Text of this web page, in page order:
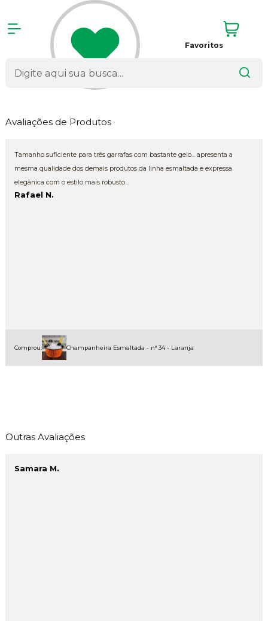
Favoritos
Avaliações de Produtos
Tamanho suficiente para três garrafas com bastante gelo... apresenta a
mesma qualidade dos demais produtos da linha esmaltada e expressa
elegânica com o estilo mais robusto...
Rafael N.
Comprou: Champanheira Esmaltada - n° 34 - Laranja
Outras Avaliações
Samara M.